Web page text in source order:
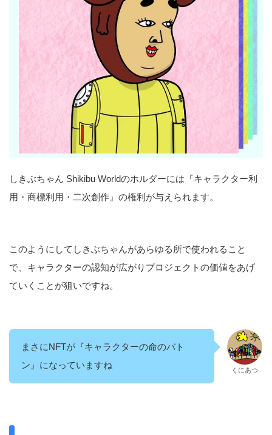
しきぶちゃん Shikibu Worldのホルダーには『キャラクター利
用・商標利用・二次創作』の権利が与えられます。
このようにしてしきぶちゃんがあらゆる所で使われること
で、キャラクターの認知が広がりプロジェクトの価値をあげ
ていくことが狙いですね。
まさにNFTが『キャラクターの命のバト
ン』になっていますね
くにあつ